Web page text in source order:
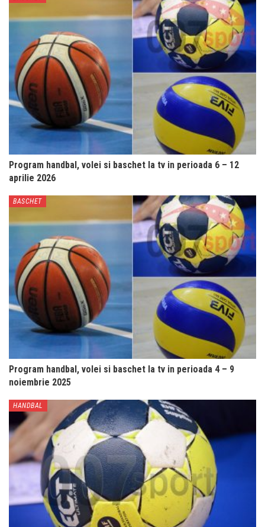
Program handbal, volei si baschet la tv in perioada 6 – 12
aprilie 2026
BASCHET
Program handbal, volei si baschet la tv in perioada 4 – 9
noiembrie 2025
HANDBAL